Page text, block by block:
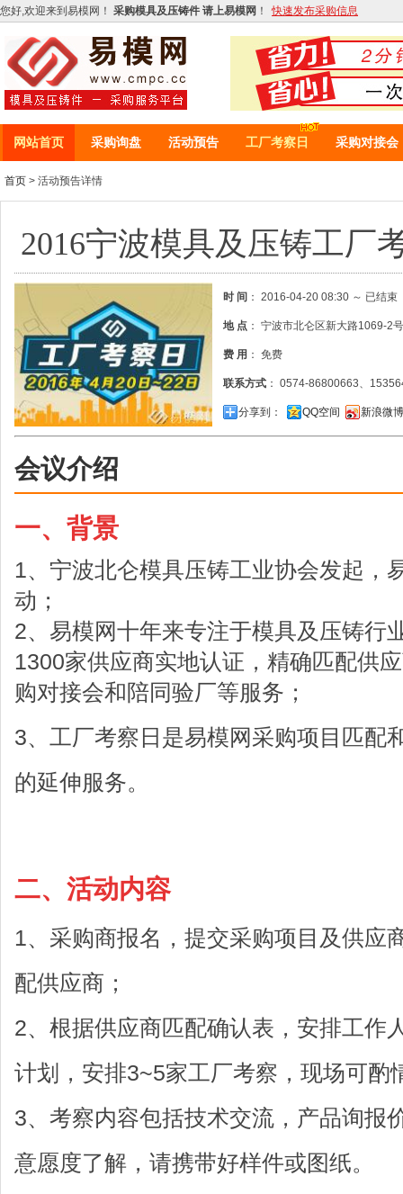
您好,欢迎来到易模网！ 采购模具及压铸件 请上易模网 ！ 快速发布采购信息
网站首页 采购询盘 活动预告 工厂考察日 采购对接会
首页 > 活动预告详情
2016宁波模具及压铸工厂
时 间 ： 2016-04-20 08:30 ～ 已结束
地 点 ： 宁波市北仑区新大路1069-2号
费 用 ： 免费
联系方式 ： 0574-86800663、
分享到： QQ空间 新浪微博
会议介绍
一、背景
1、宁波北仑模具压铸工业协会发起，
动；
2、易模网十年来专注于模具及压铸行
1300家供应商实地认证，精确匹配供
购对接会和陪同验厂等服务；
3、工厂考察日是易模网采购项目匹配
的延伸服务。
二、活动内容
1、采购商报名，提交采购项目及供应
配供应商；
2、根据供应商匹配确认表，安排工作
计划，安排3~5家工厂考察，现场可酌
3、考察内容包括技术交流，产品询报
意愿度了解，请携带好样件或图纸。